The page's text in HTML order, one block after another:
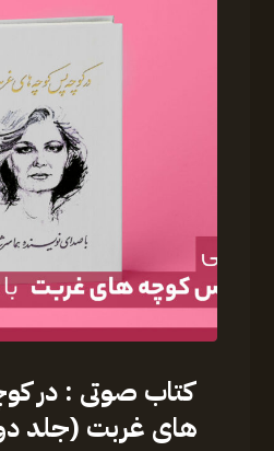
کتاب صوتی : در
های غربت (جلد